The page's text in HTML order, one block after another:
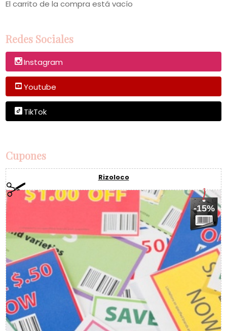
El carrito de la compra está vacío
Redes Sociales
Instagram
Youtube
TikTok
Cupones
Rizoloco
-15%